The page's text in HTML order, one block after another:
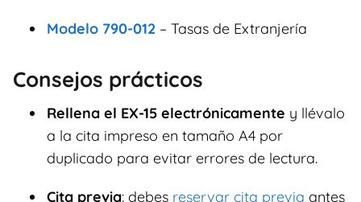
Modelo 790-012 – Tasas de Extranjería
Consejos prácticos
Rellena el EX-15 electrónicamente y llévalo
a la cita impreso en tamaño A4 por
duplicado para evitar errores de lectura.
Cita previa: debes reservar cita previa antes